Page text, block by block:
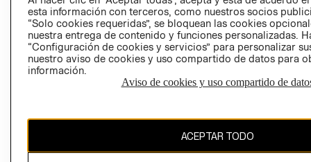
esta información con terceros, como nuestros socios
“Solo cookies requeridas”, se bloquean las cookies
nuestra entrega de contenido y funciones personalizadas.
“Configuración de cookies y servicios” para personalizar
nuestro aviso de cookies y uso compartido de datos para
información.
Aviso de cookies y uso compartido de
ACEPTAR TODO